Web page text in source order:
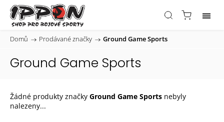
Domů / Prodávané značky / Ground Game Sports
Ground Game Sports
Žádné produkty značky Ground Game Sports nebyly
nalezeny...